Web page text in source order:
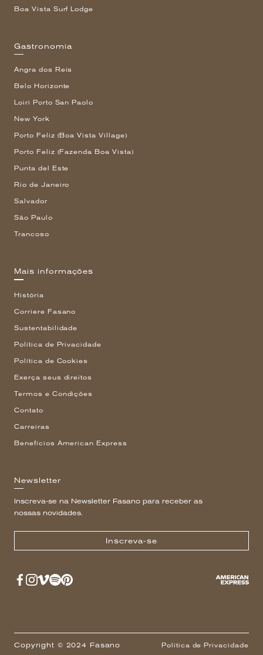
Boa Vista Surf Lodge
Gastronomia
Angra dos Reis
Belo Horizonte
Loiri Porto San Paolo
New York
Porto Feliz (Boa Vista Village)
Porto Feliz (Fazenda Boa Vista)
Punta del Este
Rio de Janeiro
Salvador
São Paulo
Trancoso
Mais informações
História
Corriere Fasano
Sustentabilidade
Política de Privacidade
Política de Cookies
Exerça seus direitos
Termos e Condições
Contato
Carreiras
Benefícios American Express
Newsletter
Inscreva-se na Newsletter Fasano para receber as
nossas novidades.
Inscreva-se
Copyright © 2024 Fasano Política de Privacidade